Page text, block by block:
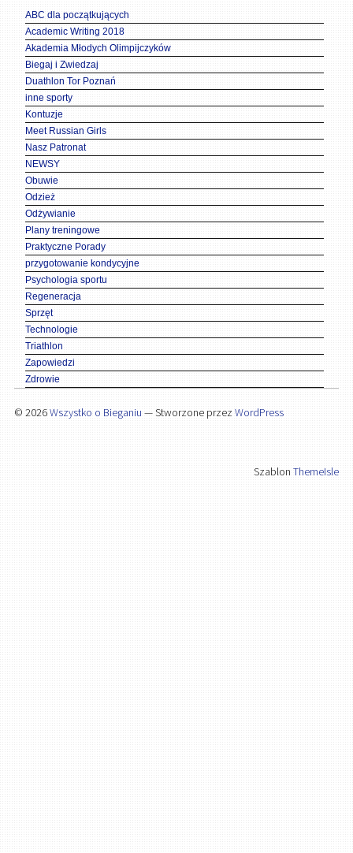
ABC dla początkujących
Academic Writing 2018
Akademia Młodych Olimpijczyków
Biegaj i Zwiedzaj
Duathlon Tor Poznań
inne sporty
Kontuzje
Meet Russian Girls
Nasz Patronat
NEWSY
Obuwie
Odzież
Odżywianie
Plany treningowe
Praktyczne Porady
przygotowanie kondycyjne
Psychologia sportu
Regeneracja
Sprzęt
Technologie
Triathlon
Zapowiedzi
Zdrowie
© 2026Wszystko o Bieganiu — Stworzone przezWordPress
SzablonThemeIsle